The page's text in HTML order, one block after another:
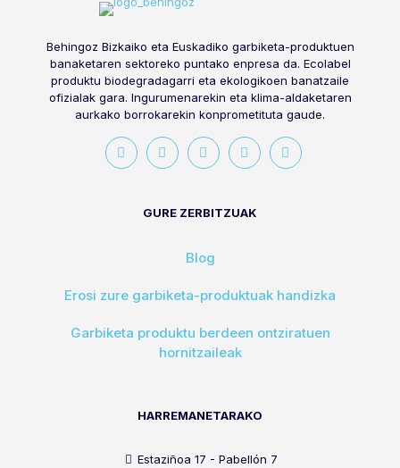
Behingoz Bizkaiko eta Euskadiko garbiketa-produktuen
banaketaren sektoreko puntako enpresa da. Ecolabel
produktu biodegradagarri eta ekologikoen banatzaile
ofizialak gara. Ingurumenarekin eta klima-aldaketaren
aurkako borrokarekin konprometituta gaude.
GURE ZERBITZUAK
Blog
Erosi zure garbiketa-produktuak handizka
Garbiketa produktu berdeen ontziratuen
hornitzaileak
HARREMANETARAKO
Estaziñoa 17 - Pabellón 7